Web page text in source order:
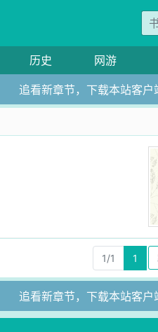
历史 网游
追看新章节，下载本站客户
1/1 1
追看新章节，下载本站客户